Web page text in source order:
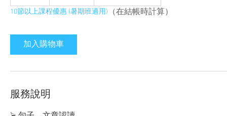
小
10節以上課程優惠 (暑期班適用) （在結帳時計算）
加入購物車
服務說明